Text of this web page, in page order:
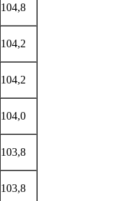
104,8
104,2
104,2
104,0
103,8
103,8